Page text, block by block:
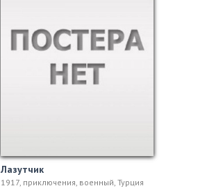
Лазутчик
1917, приключения, военный, Турция